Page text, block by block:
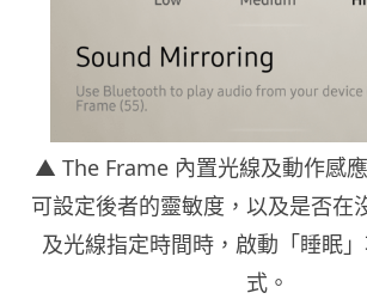
▲ The Frame 內置光線及動作感
可設定後者的靈敏度，以及是否在
及光線指定時間時，啟動「睡眠
式。